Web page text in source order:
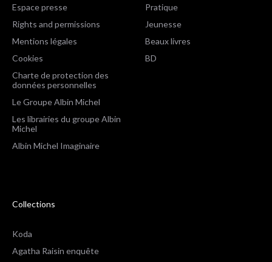
Espace presse
Rights and permissions
Mentions légales
Cookies
Charte de protection des
données personnelles
Le Groupe Albin Michel
Les librairies du groupe Albin
Michel
Albin Michel Imaginaire
Pratique
Jeunesse
Beaux livres
BD
Collections
Koda
Agatha Raisin enquête